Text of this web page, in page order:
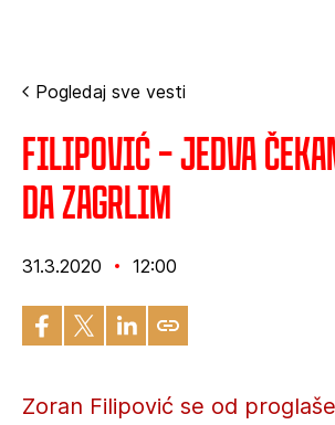
Pogledaj sve vesti
Filipović – Jedva
da zagrlim
31.3.2020 12:00
Zoran Filipović se od